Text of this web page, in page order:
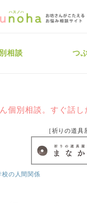
相談 つ
個別相談。すぐ話
［祈りの道
の人間関係